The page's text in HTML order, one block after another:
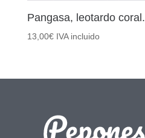
Pangasa, leotardo coral.
13,00€ IVA incluido